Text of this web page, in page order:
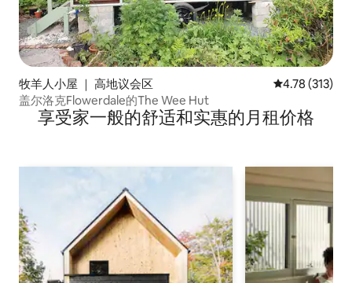
牧羊人小屋 ｜ 高地议会区 平均评分 4.78
4.78 (313)
盖尔洛克Flowerdale的The Wee Hut
享受家一般的舒适和实惠的月租价格